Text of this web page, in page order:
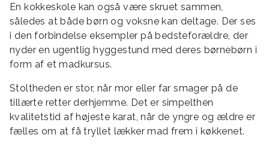
En kokkeskole kan også være skruet sammen,
således at både børn og voksne kan deltage. Der ses
i den forbindelse eksempler på bedsteforældre, der
nyder en ugentlig hyggestund med deres børnebørn i
form af et madkursus.
Stoltheden er stor, når mor eller far smager på de
tillærte retter derhjemme. Det er simpelthen
kvalitetstid af højeste karat, når de yngre og ældre er
fælles om at få tryllet lækker mad frem i køkkenet.